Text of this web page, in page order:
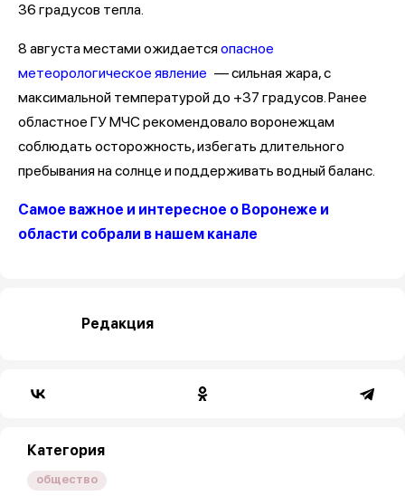
36 градусов тепла.
8 августа местами ожидаетсяопасное
метеорологическое явление — сильная жара, с
максимальной температурой до +37 градусов. Ранее
областное ГУ МЧС рекомендовало воронежцам
соблюдать осторожность, избегать длительного
пребывания на солнце и поддерживать водный баланс.
Самое важное и интересное о Воронеже и
области собрали в нашем канале
Редакция
Категория
общество